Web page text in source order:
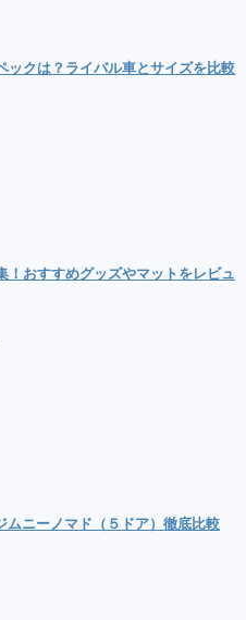
ックは？ライバル車とサイズを比較
！おすすめグッズやマットをレビュ
ムニーノマド（５ドア）徹底比較